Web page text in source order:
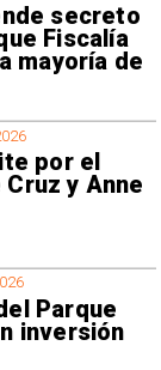
secreto
Fiscalía
mayoría de
por el
y Anne
Parque
inversión